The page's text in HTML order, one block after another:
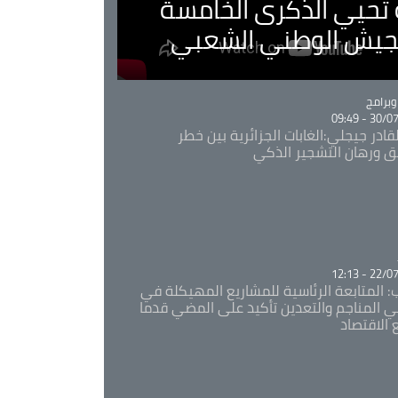
الوطني الشعبي
30/07/
جيجلي:الغابات الجزائرية بين خطر
ورهان التشجير الذكي
22/07/
المتابعة الرئاسية للمشاريع المهيكلة في
المناجم والتعدين تأكيد على المضي قدما
الاقتصاد